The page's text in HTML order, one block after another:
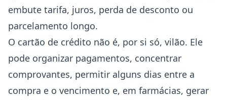
embute tarifa, juros, perda de desconto ou
parcelamento longo.
O cartão de crédito não é, por si só, vilão. Ele
pode organizar pagamentos, concentrar
comprovantes, permitir alguns dias entre a
compra e o vencimento e, em farmácias, gerar